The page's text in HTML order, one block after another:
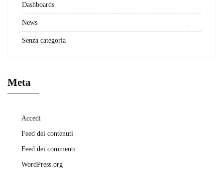
Dashboards
News
Senza categoria
Meta
Accedi
Feed dei contenuti
Feed dei commenti
WordPress.org